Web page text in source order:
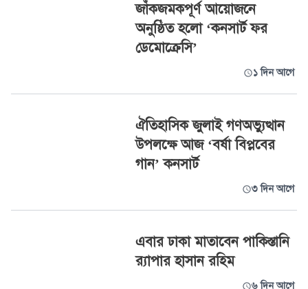
জাঁকজমকপূর্ণ আয়োজনে
অনুষ্ঠিত হলো ‘কনসার্ট ফর
ডেমোক্রেসি’
১ দিন আগে
ঐতিহাসিক জুলাই গণঅভ্যুত্থান
উপলক্ষে আজ ‘বর্ষা বিপ্লবের
গান’ কনসার্ট
৩ দিন আগে
এবার ঢাকা মাতাবেন পাকিস্তানি
র‍্যাপার হাসান রহিম
৬ দিন আগে